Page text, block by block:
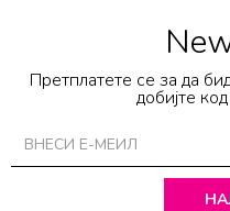
Претплатете се за да
добијте